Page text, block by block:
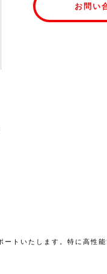
お問い
トいたします。特に高性能